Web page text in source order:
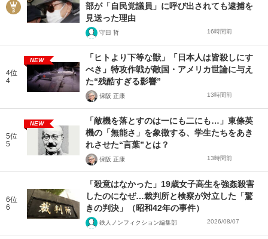
部が「自民党議員」に呼び出されても逮捕を
見送った理由
守田 哲 16時間前
4位
4
NEW
「ヒトより下等な獣」「日本人は皆殺しにす
べき」特攻作戦が敵国・アメリカ世論に与え
た“残酷すぎる影響”
保阪 正康 13時間前
5位
5
NEW
「敵機を落とすのは一にも二にも…」東條英
機の「無能さ」を象徴する、学生たちをあき
れさせた“言葉”とは？
保阪 正康 13時間前
6位
6
「殺意はなかった」19歳女子高生を強姦殺害
したのになぜ…裁判所と検察が対立した「驚
きの判決」（昭和42年の事件）
鉄人ノンフィクション編集部 2026/08/07